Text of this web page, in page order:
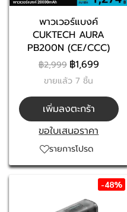
พาวเวอร์แบงค์
CUKTECH AURA
PB200N (CE/CCC)
฿2,999 ฿1,699
ขายแล้ว 7 ชิ้น
เพิ่มลงตะกร้า
ขอใบเสนอราคา
รายการโปรด
-48%